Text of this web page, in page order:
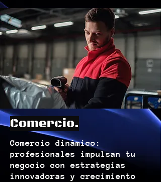
Comercio.
Comercio dinámico:
profesionales impulsan tu
negocio con estrategias
innovadoras y crecimiento